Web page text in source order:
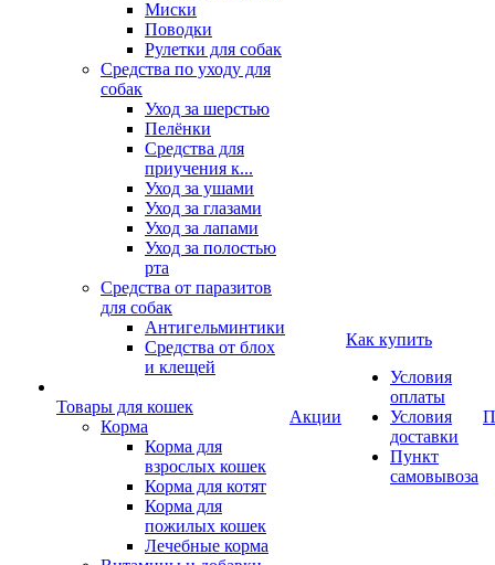
Миски
Поводки
Рулетки для собак
Средства по уходу для
собак
Уход за шерстью
Пелёнки
Средства для
приучения к...
Уход за ушами
Уход за глазами
Уход за лапами
Уход за полостью
рта
Средства от паразитов
для собак
Антигельминтики
Средства от блох
и клещей
Товары для кошек
Корма
Корма для
взрослых кошек
Корма для котят
Корма для
пожилых кошек
Лечебные корма
Акции
Как купить
Условия
оплаты
Условия
доставки
Пункт
самовывоза